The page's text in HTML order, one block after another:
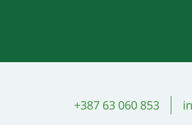
+387 63 060 853